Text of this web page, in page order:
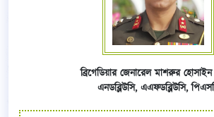
ব্রিগেডিয়ার জেনারেল মাশরুর
এনডব্লিউসি, এএফডব্লিউসি,